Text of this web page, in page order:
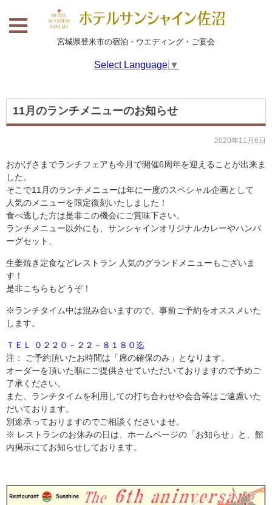
宮城県登米市の宿泊・ウエディング・ご宴会
Select Language ▼
11月のランチメニューのお知らせ
2020年11月6日
おかげさまでランチフェアも今月で開催6周年を迎えることが出来ま
した。
そこで11月のランチメニューは年に一度のスペシャル企画として
人気のメニューを限定復刻いたしました！
食べ逃した方は是非この機会にご賞味下さい。
ランチメニュー以外にも、サンシャインオリジナルカレーやハンバ
ーグセット、
生姜焼き定食などレストラン 人気のグランドメニューもございま
す！
是非こちらもどうぞ！
※ランチタイム中は混み合いますので、事前ご予約をオススメいた
します。
ＴＥＬ ０２２０－２２－８１８０迄
注： ご予約頂いたお時間は「席の確保のみ」となります。
オーダーを頂いた順にご提供させていただいておりますので予めご
了承ください。
また、ランチタイムを利用しての打ち合わせや会合等はご遠慮いた
だいております。
別途承っておりますのでご相談くださいませ。
※ レストランのお休みの日は、ホームページの「お知らせ」と、館
内掲示にてお知らせしております。